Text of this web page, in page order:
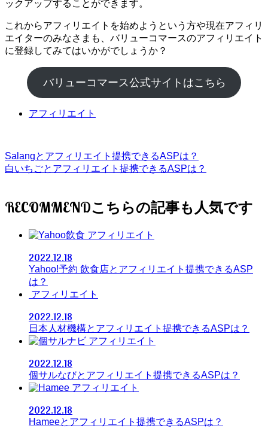
ックアップすることができます。
これからアフィリエイトを始めようという方や現在アフィリ
エイターのみなさまも、バリューコマースのアフィリエイト
に登録してみてはいかがでしょうか？
バリューコマース公式サイトはこちら
アフィリエイト
Salangとアフィリエイト提携できるASPは？
白いちごとアフィリエイト提携できるASPは？
RECOMMEND
アフィリエイト
2022.12.18
Yahoo!予約 飲食店とアフィリエイト提携できるASP
は？
アフィリエイト
2022.12.18
日本人材機構とアフィリエイト提携できるASPは？
アフィリエイト
2022.12.18
個サルなびとアフィリエイト提携できるASPは？
アフィリエイト
2022.12.18
Hameeとアフィリエイト提携できるASPは？